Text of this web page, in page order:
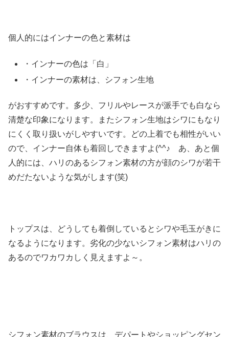
個人的にはインナーの色と素材は
・インナーの色は「白」
・インナーの素材は、シフォン生地
がおすすめです。多少、フリルやレースが派手でも白なら
清楚な印象になります。またシフォン生地はシワにもなり
にくく取り扱いがしやすいです。どの上着でも相性がいい
ので、インナー自体も着回しできますよ(^^♪ あ、あと個
人的には、ハリのあるシフォン素材の方が顔のシワが若干
めだたないような気がします(笑)
トップスは、どうしても着倒しているとシワや毛玉がきに
なるようになります。劣化の少ないシフォン素材はハリの
あるのでワカワカしく見えますよ～。
シフォン素材のブラウスは、デパートやショッピングセン